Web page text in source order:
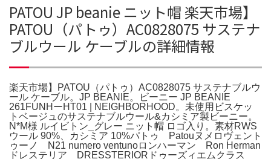
PATOU JP beanie ニット帽 楽天市場】
PATOU（パトゥ）AC0828075 サステナ
ブルウール ケーブルの詳細情報
楽天市場】PATOU（パトゥ）AC0828075 サステナブルウ
ール ケーブル。JP BEANIE。ビーニー JP BEANIE
261FUNHーHT01 | NEIGHBORHOOD。未使用ビスケッ
トベージュのサステナブルウール&カシミア製ビーニー。
N*M様 ルイビトン_グレー ニット帽 ロゴ入り。素材RWS
ウール 90%、カシミア 10%パトゥ Patouヌメロヴェント
ゥーノ N21 numero ventunoロンハーマン Ron Herman
ドレステリア DRESSTERIORドゥーズィエムクラス